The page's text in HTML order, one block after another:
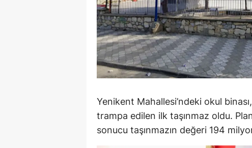
Kırıkkale
Batman
Şırnak
Bartın
Yalova
Yenikent Mahallesi’ndeki okul
trampa edilen ilk taşınmaz oldu.
sonucu taşınmazın değeri 194